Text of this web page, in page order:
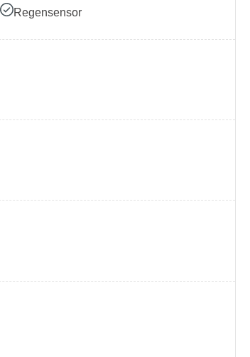
Regensensor